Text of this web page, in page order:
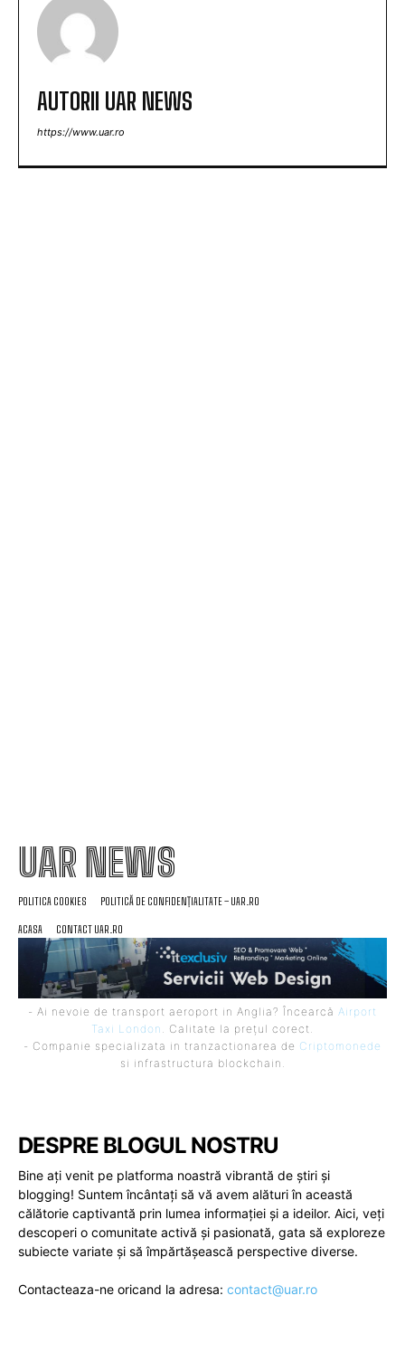
AUTORII UAR NEWS
https://www.uar.ro
UAR NEWS
POLITICA COOKIES POLITICĂ DE CONFIDENȚIALITATE – UAR.RO
ACASA CONTACT UAR.RO
- Ai nevoie de transport aeroport in Anglia? Încearcă Airport
Taxi London
. Calitate la prețul corect.
- Companie specializata in tranzactionarea de Criptomonede
si infrastructura blockchain.
DESPRE BLOGUL NOSTRU
Bine ați venit pe platforma noastră vibrantă de știri și
blogging! Suntem încântați să vă avem alături în această
călătorie captivantă prin lumea informației și a ideilor. Aici, veți
descoperi o comunitate activă și pasionată, gata să exploreze
subiecte variate și să împărtășească perspective diverse.
Contacteaza-ne oricand la adresa: contact@uar.ro